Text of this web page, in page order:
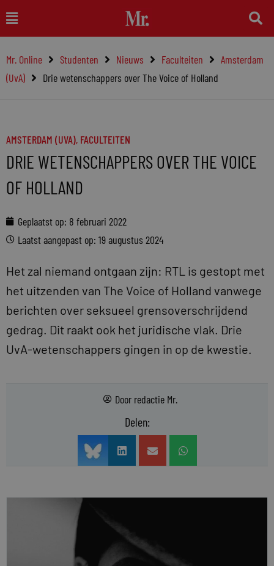
naar
inhoud
Main
Menu
Mr. Online Studenten Nieuws Faculteiten
Amsterdam
(UvA)
Drie wetenschappers over The Voice of Holland
AMSTERDAM (UVA), FACULTEITEN
DRIE WETENSCHAPPERS OVER THE VOICE
OF HOLLAND
Geplaatst op: 8 februari 2022
Laatst aangepast op: 19 augustus 2024
Het zal niemand ontgaan zijn: RTL is gestopt met
het uitzenden van The Voice of Holland vanwege
berichten over seksueel grensoverschrijdend
gedrag. Dit raakt ook het juridische vlak. Drie
UvA-wetenschappers gingen in op de kwestie.
Door redactie Mr.
Delen: